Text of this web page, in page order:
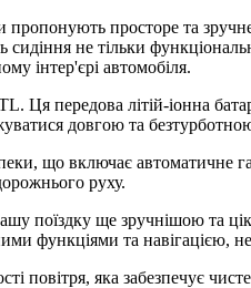
просторе та
сидіння не тільки
інтер'єрі автомобіля.
Ця передова літій-іонна
довгою та
що включає автоматичне
руху.
поїздку ще зручнішою та
функціями та навігацією,
повітря, яка забезпечує